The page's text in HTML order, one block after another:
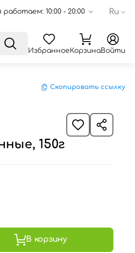
работаем: 10:00 - 20:00 Ru
ИзбранноеКорзинаВойти
Скопировать ссылку
150г
В корзину